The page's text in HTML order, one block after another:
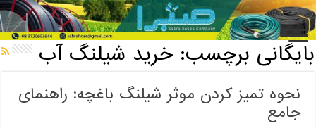
خانه / بایگانی برچسب: خرید شیلنگ آب
بایگانی برچسب:خرید شیلنگ آب
نحوه تمیز کردن موثر شیلنگ باغچه: راهنمای
جامع